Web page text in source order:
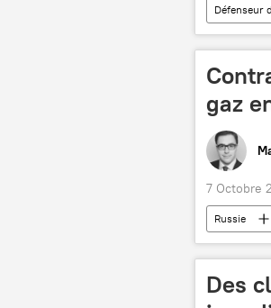
Défenseur
gitans
gaz
7 Octobre
Russie
Joe Biden
Des